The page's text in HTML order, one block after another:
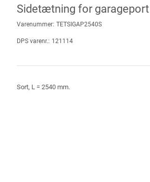
Sidetætning for garageport
Varenummer: TETSIGAP2540S
DPS varenr.: 121114
Sort, L = 2540 mm.